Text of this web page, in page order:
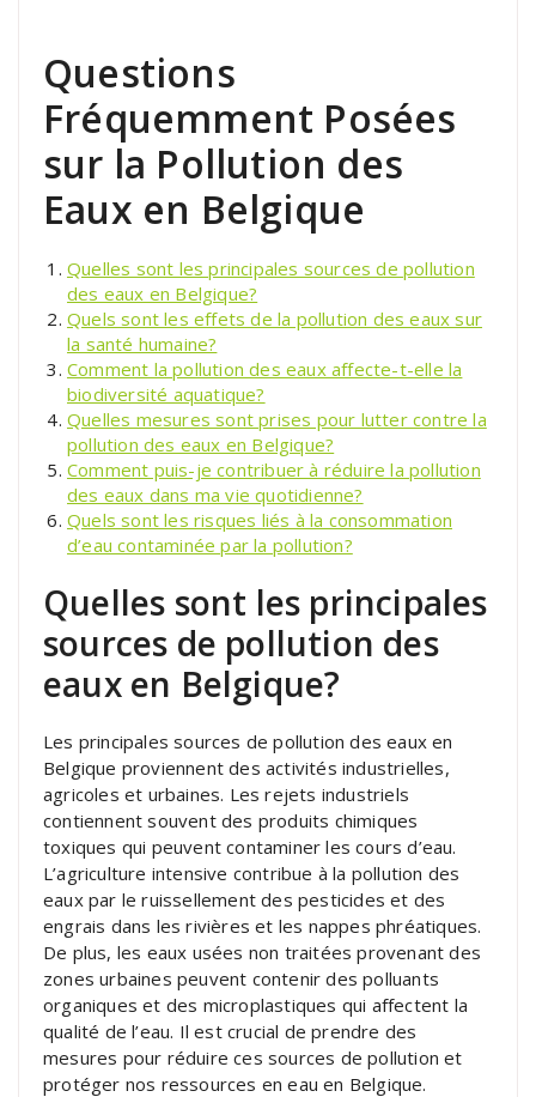
Questions
Fréquemment Posées
sur la Pollution des
Eaux en Belgique
Quelles sont les principales sources de pollution
des eaux en Belgique?
Quels sont les effets de la pollution des eaux sur
la santé humaine?
Comment la pollution des eaux affecte-t-elle la
biodiversité aquatique?
Quelles mesures sont prises pour lutter contre la
pollution des eaux en Belgique?
Comment puis-je contribuer à réduire la pollution
des eaux dans ma vie quotidienne?
Quels sont les risques liés à la consommation
d’eau contaminée par la pollution?
Quelles sont les principales
sources de pollution des
eaux en Belgique?
Les principales sources de pollution des eaux en
Belgique proviennent des activités industrielles,
agricoles et urbaines. Les rejets industriels
contiennent souvent des produits chimiques
toxiques qui peuvent contaminer les cours d’eau.
L’agriculture intensive contribue à la pollution des
eaux par le ruissellement des pesticides et des
engrais dans les rivières et les nappes phréatiques.
De plus, les eaux usées non traitées provenant des
zones urbaines peuvent contenir des polluants
organiques et des microplastiques qui affectent la
qualité de l’eau. Il est crucial de prendre des
mesures pour réduire ces sources de pollution et
protéger nos ressources en eau en Belgique.